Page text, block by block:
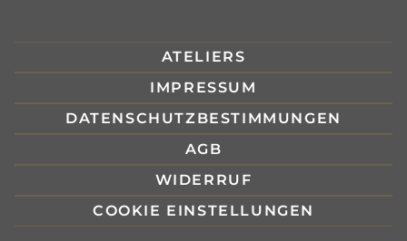
ATELIERS
IMPRESSUM
DATENSCHUTZBESTIMMUNGEN
AGB
WIDERRUF
COOKIE EINSTELLUNGEN